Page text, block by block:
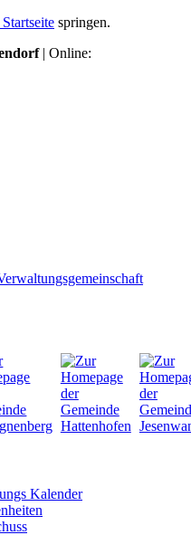
springen.
| Online:
Kalender